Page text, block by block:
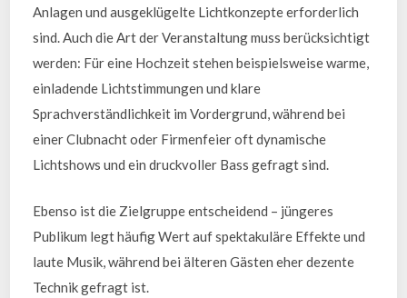
Anlagen und ausgeklügelte Lichtkonzepte erforderlich
sind. Auch die Art der Veranstaltung muss berücksichtigt
werden: Für eine Hochzeit stehen beispielsweise warme,
einladende Lichtstimmungen und klare
Sprachverständlichkeit im Vordergrund, während bei
einer Clubnacht oder Firmenfeier oft dynamische
Lichtshows und ein druckvoller Bass gefragt sind.
Ebenso ist die Zielgruppe entscheidend – jüngeres
Publikum legt häufig Wert auf spektakuläre Effekte und
laute Musik, während bei älteren Gästen eher dezente
Technik gefragt ist.